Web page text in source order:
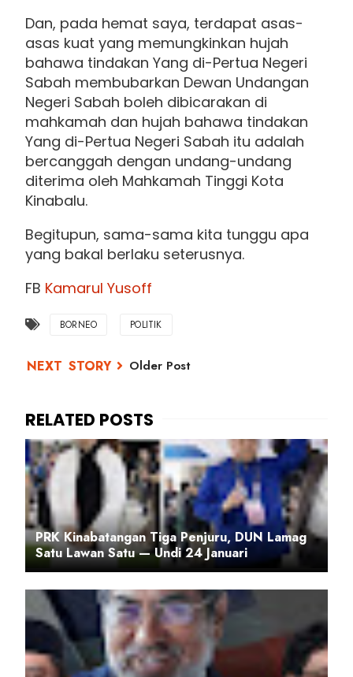
Dan, pada hemat saya, terdapat asas-
asas kuat yang memungkinkan hujah
bahawa tindakan Yang di-Pertua Negeri
Sabah membubarkan Dewan Undangan
Negeri Sabah boleh dibicarakan di
mahkamah dan hujah bahawa tindakan
Yang di-Pertua Negeri Sabah itu adalah
bercanggah dengan undang-undang
diterima oleh Mahkamah Tinggi Kota
Kinabalu.
Begitupun, sama-sama kita tunggu apa
yang bakal berlaku seterusnya.
FB Kamarul Yusoff
BORNEO POLITIK
Older Post
PRK Kinabatangan Tiga Penjuru, DUN Lamag
Satu Lawan Satu — Undi 24 Januari